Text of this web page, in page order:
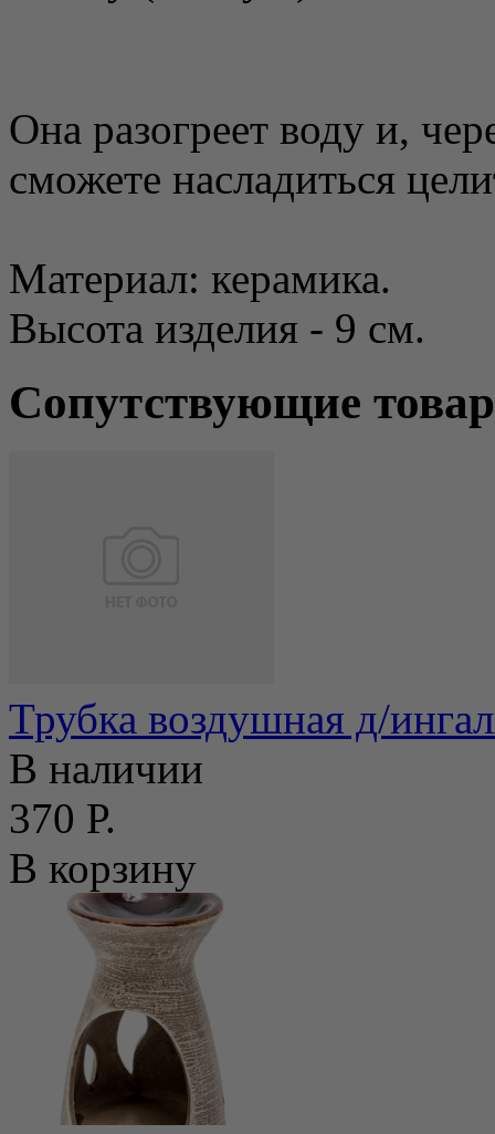
Она разогреет воду и,
сможете насладиться
Материал: керамика.
Высота изделия - 9 см.
Сопутствующие
Трубка воздушная д/
В наличии
370 Р.
В корзину